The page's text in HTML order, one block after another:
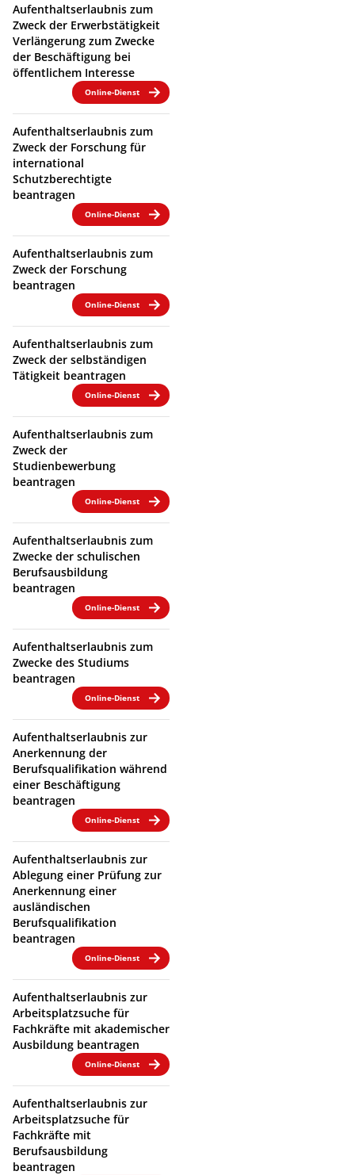
Aufenthaltserlaubnis zum
Zweck der Erwerbstätigkeit
Verlängerung zum Zwecke
der Beschäftigung bei
öffentlichem Interesse
Online-Dienst
Aufenthaltserlaubnis zum
Zweck der Forschung für
international
Schutzberechtigte
beantragen
Online-Dienst
Aufenthaltserlaubnis zum
Zweck der Forschung
beantragen
Online-Dienst
Aufenthaltserlaubnis zum
Zweck der selbständigen
Tätigkeit beantragen
Online-Dienst
Aufenthaltserlaubnis zum
Zweck der
Studienbewerbung
beantragen
Online-Dienst
Aufenthaltserlaubnis zum
Zwecke der schulischen
Berufsausbildung
beantragen
Online-Dienst
Aufenthaltserlaubnis zum
Zwecke des Studiums
beantragen
Online-Dienst
Aufenthaltserlaubnis zur
Anerkennung der
Berufsqualifikation während
einer Beschäftigung
beantragen
Online-Dienst
Aufenthaltserlaubnis zur
Ablegung einer Prüfung zur
Anerkennung einer
ausländischen
Berufsqualifikation
beantragen
Online-Dienst
Aufenthaltserlaubnis zur
Arbeitsplatzsuche für
Fachkräfte mit akademischer
Ausbildung beantragen
Online-Dienst
Aufenthaltserlaubnis zur
Arbeitsplatzsuche für
Fachkräfte mit
Berufsausbildung
beantragen